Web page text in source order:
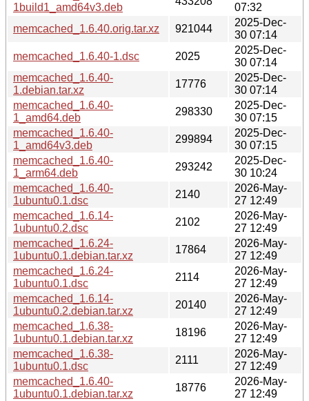
1build1_amd64v3.deb
07:32
memcached_1.6.40.orig.tar.xz
921044
2025-Dec-
30 07:14
memcached_1.6.40-1.dsc
2025
2025-Dec-
30 07:14
memcached_1.6.40-
1.debian.tar.xz
17776
2025-Dec-
30 07:14
memcached_1.6.40-
1_amd64.deb
298330
2025-Dec-
30 07:15
memcached_1.6.40-
1_amd64v3.deb
299894
2025-Dec-
30 07:15
memcached_1.6.40-
1_arm64.deb
293242
2025-Dec-
30 10:24
memcached_1.6.40-
1ubuntu0.1.dsc
2140
2026-May-
27 12:49
memcached_1.6.14-
1ubuntu0.2.dsc
2102
2026-May-
27 12:49
memcached_1.6.24-
1ubuntu0.1.debian.tar.xz
17864
2026-May-
27 12:49
memcached_1.6.24-
1ubuntu0.1.dsc
2114
2026-May-
27 12:49
memcached_1.6.14-
1ubuntu0.2.debian.tar.xz
20140
2026-May-
27 12:49
memcached_1.6.38-
1ubuntu0.1.debian.tar.xz
18196
2026-May-
27 12:49
memcached_1.6.38-
1ubuntu0.1.dsc
2111
2026-May-
27 12:49
memcached_1.6.40-
1ubuntu0.1.debian.tar.xz
18776
2026-May-
27 12:49